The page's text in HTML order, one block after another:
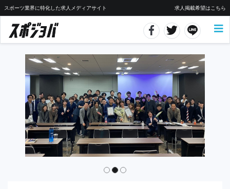
スポーツ業界に特化した求人メディアサイト 求人掲載希望はこちら